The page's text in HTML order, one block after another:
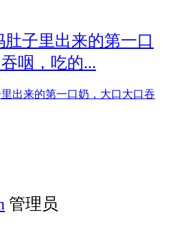
子里出来的第一口
咽，吃的...
出来的第一口奶，大口大口吞
管理员